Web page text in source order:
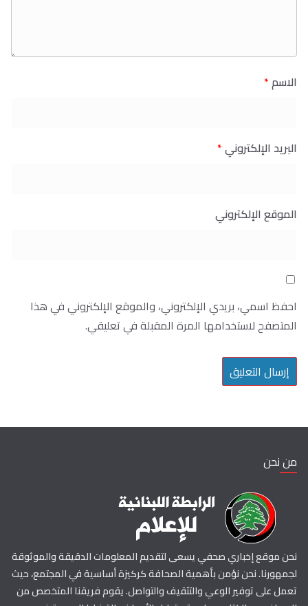
الاسم*
البريد الإلكتروني*
الموقع الإلكتروني
احفظ اسمي، بريدي الإلكتروني، والموقع الإلكتروني في هذا
المتصفح لاستخدامها المرة المقبلة في تعليقي.
من نحن
نحن موقع إخباري صحفي يسعى لتقديم المعلومات الدقيقة والموثوقة
لجمهورنا. نحن نؤمن بأهمية الصحافة كركيزة أساسية في المجتمع، حيث
تعمل على توفير الوعي والتثقيف والتواصل. يقوم فريقنا المتخصص من